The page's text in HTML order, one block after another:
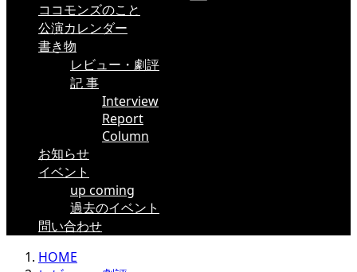
ココモンズのこと
公演カレンダー
書き物
レビュー・劇評
記 事
Interview
Report
Column
お知らせ
イベント
up coming
過去のイベント
問い合わせ
HOME